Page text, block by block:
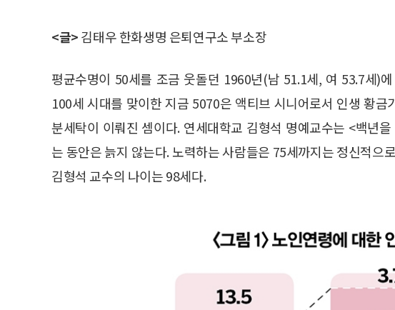
<글>김태우 한화생명 은퇴연구소 부소장
평균수명이 50세를 조금 웃돌던 1960년(남 51.1세, 여 53.7세)
100세 시대를 맞이한 지금 5070은 액티브 시니어로서 인생 황금
분세탁이 이뤄진 셈이다. 연세대학교 김형석 명예교수는 <백년
는 동안은 늙지 않는다. 노력하는 사람들은 75세까지는 정신적으
김형석 교수의 나이는 98세다.